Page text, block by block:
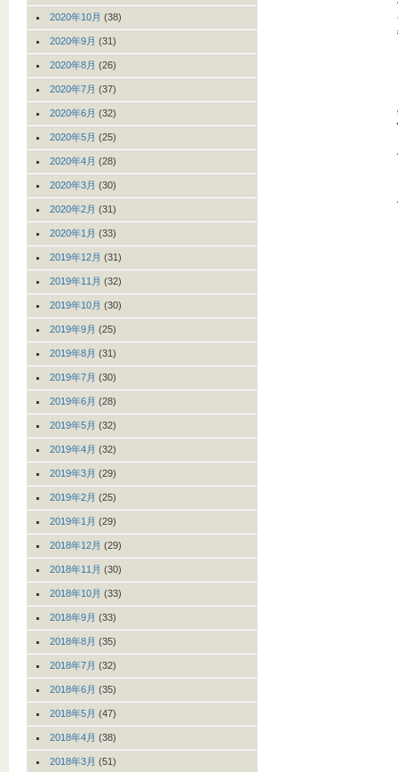
2020年10月 (38)
2020年9月 (31)
2020年8月 (26)
2020年7月 (37)
2020年6月 (32)
2020年5月 (25)
2020年4月 (28)
2020年3月 (30)
2020年2月 (31)
2020年1月 (33)
2019年12月 (31)
2019年11月 (32)
2019年10月 (30)
2019年9月 (25)
2019年8月 (31)
2019年7月 (30)
2019年6月 (28)
2019年5月 (32)
2019年4月 (32)
2019年3月 (29)
2019年2月 (25)
2019年1月 (29)
2018年12月 (29)
2018年11月 (30)
2018年10月 (33)
2018年9月 (33)
2018年8月 (35)
2018年7月 (32)
2018年6月 (35)
2018年5月 (47)
2018年4月 (38)
2018年3月 (51)